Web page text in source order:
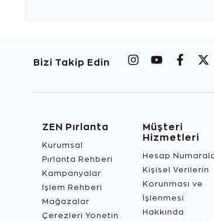
Bizi Takip Edin
ZEN Pırlanta
Kurumsal
Pırlanta Rehberi
Kampanyalar
İşlem Rehberi
Mağazalar
Çerezleri Yönetin
Müşteri
Hizmetleri
Hesap
Kişisel Verilerin
Korunması ve
İşlenmesi
Hakkında